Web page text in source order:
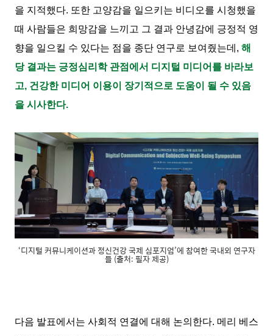
을 지적했다. 또한 고양감을 일으키는 비디오를 시청했을
때 사람들은 희망감을 느끼고 그 결과 안녕감에 긍정적 영
향을 일으킬 수 있다는 점을 종단 연구로 보여줬는데, 해
당 결과는 긍정심리학 관점에서 디지털 미디어를 바라보
고, 건강한 미디어 이용이 장기적으로 도움이 될 수 있음
을 시사한다.
‘디지털 커뮤니케이션과 정신건강 국제 심포지엄’에 참여한 국내외 연구자
들 (출처: 필자 제공)
다음 발표에서는 사회적 연결에 대해 논의한다. 메리 베스